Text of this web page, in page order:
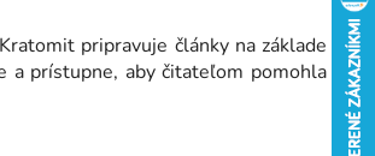
pripravuje články na základe
a prístupne, aby čitateľom pomohla